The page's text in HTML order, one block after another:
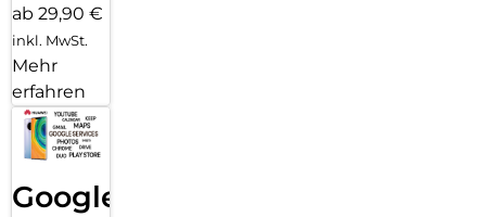
ab 29,90 €
inkl. MwSt.
Mehr
erfahren
Google